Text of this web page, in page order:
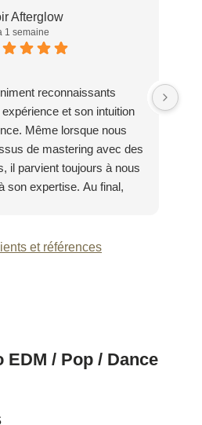
Afterglow
1 semaine
reconnaissants
et son intuition
Même lorsque nous
de mastering avec des
il parvient toujours à nous
son expertise. Au final,
et références
EDM / Pop / Dance